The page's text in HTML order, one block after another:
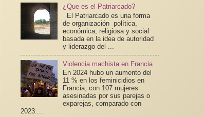
¿Que es el Patriarcado?
El Patriarcado es una forma
de organización política,
económica, religiosa y social
basada en la idea de autoridad
y liderazgo del ...
Violencia machista en Francia
En 2024 hubo un aumento del
11 % en los feminicidios en
Francia, con 107 mujeres
asesinadas por sus parejas o
exparejas, comparado con
2023....